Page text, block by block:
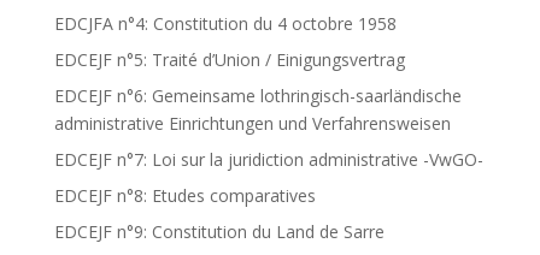
EDCJFA n°4: Constitution du 4 octobre 1958
EDCEJF n°5: Traité d’Union / Einigungsvertrag
EDCEJF n°6: Gemeinsame lothringisch-saarländische
administrative Einrichtungen und Verfahrensweisen
EDCEJF n°7: Loi sur la juridiction administrative -VwGO-
EDCEJF n°8: Etudes comparatives
EDCEJF n°9: Constitution du Land de Sarre